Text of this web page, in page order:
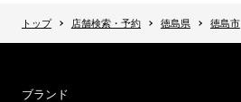
トップ 店舗検索・予約 徳島県 徳島市
ブランド